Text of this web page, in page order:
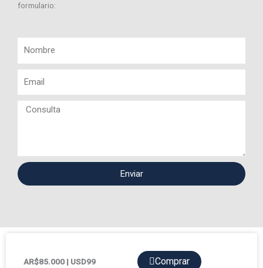
formulario:
Consulta
Enviar
AR$85.000 | USD99 Comprar